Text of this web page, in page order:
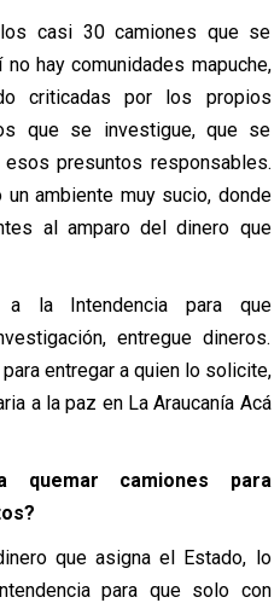
casi 30 camiones que se
hay comunidades mapuche,
criticadas por los propios
que se investigue, que se
presuntos responsables.
ambiente muy sucio, donde
al amparo del dinero que
a la Intendencia para que
entregue dineros.
entregar a quien lo solicite,
a la paz en La Araucanía Acá
quemar camiones para
que asigna el Estado, lo
para que solo con